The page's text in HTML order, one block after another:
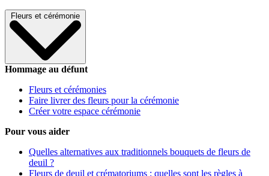
Fleurs et cérémonie
Hommage au défunt
Fleurs et cérémonies
Faire livrer des fleurs pour la cérémonie
Créer votre espace cérémonie
Pour vous aider
Quelles alternatives aux traditionnels bouquets de fleurs de
deuil ?
Fleurs de deuil et crématoriums : quelles sont les règles à